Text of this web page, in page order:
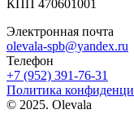
КПП 470601001
Электронная почта
olevala-spb@yandex.ru
Телефон
+7 (952) 391-76-31
Политика
© 2025. Olevala